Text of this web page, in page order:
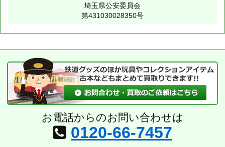
埼玉県公安委員会
第431030028350号
お電話からのお問い合わせは
0120-66-7457